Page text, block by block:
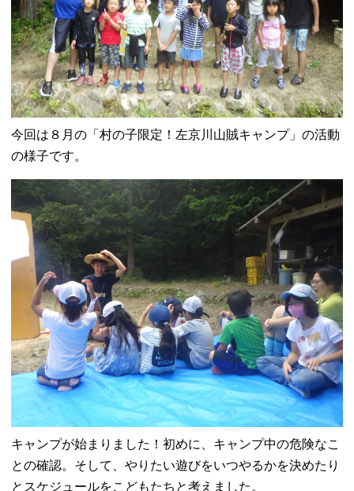
今回は８月の「村の子限定！左京川山賊キャンプ」の活動
の様子です。
キャンプが始まりました！初めに、キャンプ中の危険なこ
との確認。そして、やりたい遊びをいつやるかを決めたり
とスケジュールをこどもたちと考えました。